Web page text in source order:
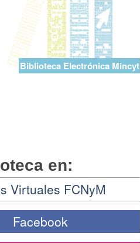
Biblioteca Electrónica Mincyt
en:
Virtuales FCNyM
Facebook